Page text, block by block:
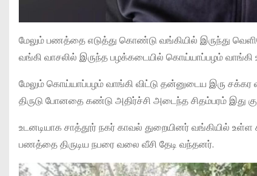
மேலும் பணத்தை எடுத்து கொண்டு வங்கியில் இருந்து
வங்கி வாசலில் இருந்த பழக்கடையில் கொய்யாப்பழம் வாங்கி
மேலும் கொய்யாப்பழம் வாங்கி விட்டு தன்னுடைய இரு
திருடு போனதை கண்டு அதிர்ச்சி அடைந்த சிதம்பரம் இது
உடனடியாக சாத்தூர் நகர் காவல் துறையினர் வங்கியில் உள்ள
பணத்தை திருடிய நபரை வலை வீசி தேடி வந்தனர்.